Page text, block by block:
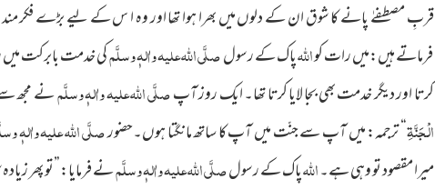
قربِ مصطفےٰ پانے کا شوق ان کے دلوں میں بھرا ہوا تھا اور وہ ا س کے لیے بڑے فکر
فرماتے ہیں:میں رات کواللہپاک کے رسولصلَّی اللہ علیہ واٰلہٖ وسلَّمکی خدمت بابرکت میں
کرتا اور دیگر خدمت بھی بجا لایا کرتا تھا۔ ایک روز آپصلَّی اللہ علیہ واٰلہٖ وسلَّمنے مجھ
الْجَنَّۃِ“ ترجمہ: میں آپ سے جنّت میں آپ کا ساتھ مانگتا ہوں۔حضورصلَّی اللہ علیہ واٰلہٖ
میرا مقصود تو وہی ہے۔اللہپاک کے رسولصلَّی اللہ علیہ واٰلہٖ وسلَّمنے فرمایا:”تو پھر